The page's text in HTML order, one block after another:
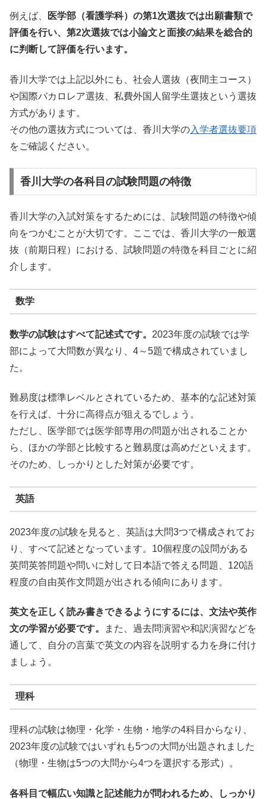
例えば、
医学部（看護学科）の第1次選抜では出願書類で
評価を行い、第2次選抜では小論文と面接の結果を総合的
に判断して評価を行います。
香川大学では上記以外にも、社会人選抜（夜間主コース）
や国際バカロレア選抜、私費外国人留学生選抜という選抜
方式があります。
その他の選抜方式については、香川大学の入学者選抜要項
をご確認ください。
香川大学の各科目の試験問題の特徴
香川大学の入試対策をするためには、試験問題の特徴や傾
向をつかむことが大切です。ここでは、香川大学の一般選
抜（前期日程）における、試験問題の特徴を科目ごとに紹
介します。
数学
数学の試験はすべて記述式です。 2023年度の試験では学
部によって大問数が異なり、4～5題で構成されていまし
た。
難易度は標準レベルとされているため、基本的な記述対策
を行えば、十分に高得点が狙えるでしょう。
ただし、医学部では医学部専用の問題が出されることか
ら、ほかの学部と比較すると難易度は高めだといえます。
そのため、しっかりとした対策が必要です。
英語
2023年度の試験を見ると、英語は大問3つで構成されてお
り、すべて記述となっています。10個程度の設問がある
英問英答問題や問いに対して日本語で答える問題、120語
程度の自由英作文問題が出される傾向にあります。
英文を正しく読み書きできるようにするには、文法や英作
文の学習が必要です。
また、過去問演習や和訳演習などを
通して、自分の言葉で英文の内容を説明する力を身に付け
ましょう。
理科
理科の試験は物理・化学・生物・地学の4科目からなり、
2023年度の試験ではいずれも5つの大問が出題されました
（物理・生物は5つの大問から4つを選択する形式）。
各科目で幅広い知識と記述能力が問われるため、しっかり